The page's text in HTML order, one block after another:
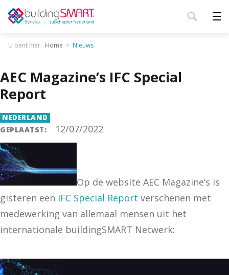
U bent hier: Home Nieuws
AEC Magazine’s IFC Special
Report
NEDERLAND
GEPLAATST:
12/07/2022
Op de website AEC Magazine’s is
gisteren een IFC Special Report verschenen met
medewerking van allemaal mensen uit het
internationale buildingSMART Netwerk: